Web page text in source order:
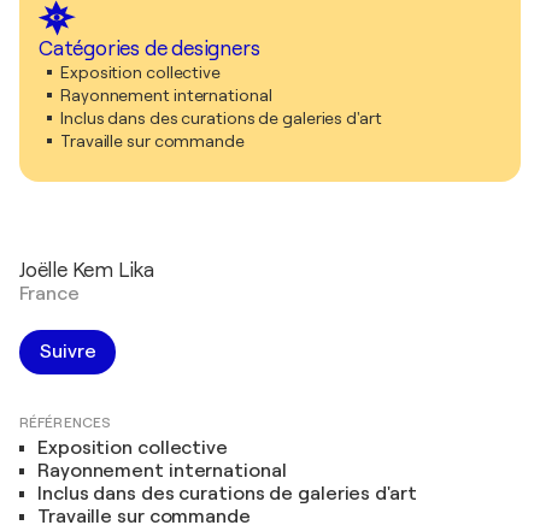
Catégories de designers
Exposition collective
Rayonnement international
Inclus dans des curations de galeries d'art
Travaille sur commande
Joëlle Kem Lika
France
Suivre
RÉFÉRENCES
Exposition collective
Rayonnement international
Inclus dans des curations de galeries d'art
Travaille sur commande